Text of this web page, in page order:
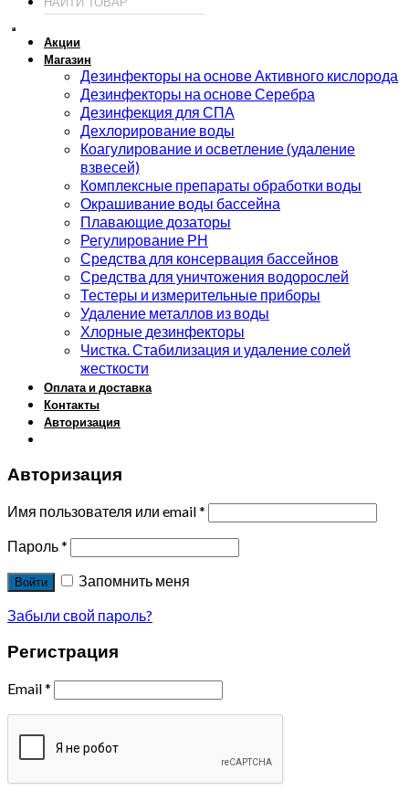
Акции
Магазин
Дезинфекторы на основе Активного кислорода
Дезинфекторы на основе Серебра
Дезинфекция для СПА
Дехлорирование воды
Коагулирование и осветление (удаление
взвесей)
Комплексные препараты обработки воды
Окрашивание воды бассейна
Плавающие дозаторы
Регулирование РН
Средства для консервация бассейнов
Средства для уничтожения водорослей
Тестеры и измерительные приборы
Удаление металлов из воды
Хлорные дезинфекторы
Чистка. Стабилизация и удаление солей
жесткости
Оплата и доставка
Контакты
Авторизация
Авторизация
Имя пользователя или email*
Пароль*
Войти
Запомнить меня
Забыли свой пароль?
Регистрация
Email*